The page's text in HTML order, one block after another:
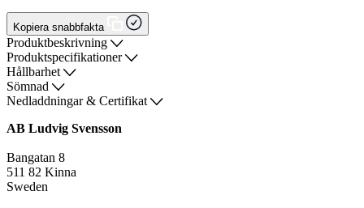
Kopiera snabbfakta
Produktbeskrivning
Produktspecifikationer
Hållbarhet
Sömnad
Nedladdningar & Certifikat
AB Ludvig Svensson
Bangatan 8
511 82 Kinna
Sweden